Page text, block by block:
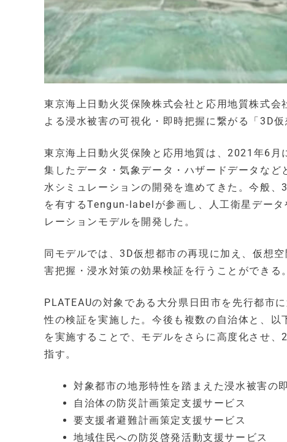
東京海上日動火災保険株式会社と応用地質株式
よる浸水被害の可視化・即時把握に繋がる「3D
東京海上日動火災保険と応用地質は、2021年6
集したデータ・気象データ・ハザードデータな
水シミュレーションの開発を進めてきた。今般
を有するTengun-labelが参画し、人工衛星デー
レーションモデルを開発した。
同モデルでは、3D仮想都市の再現に加え、仮想
害把握・浸水対策の効果検証を行うことができる。
PLATEAUの対象である大分県日田市を先行都市
性の検証を実施した。今後も複数の自治体と、
を実施することで、モデルをさらに高度化させ
指す。
対象都市の地形特性を踏まえた浸水被害の
自治体の防災計画策定支援サービス
要支援者避難計画策定支援サービス
地域住民への防災啓発活動支援サービス